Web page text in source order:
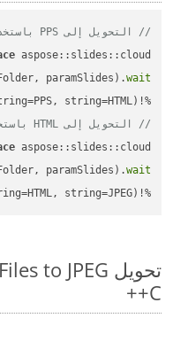
// التحويل إلى PPS باستخدام Aspose.Slides
paramSlides).wait
%!(EXTRA string=HTML, string=PPS, string=HTML)
// التحويل إلى HTML باستخدام Aspose.Slides
paramSlides).wait
%!(EXTRA string=JPEG, string=HTML, string=JPEG)
C++